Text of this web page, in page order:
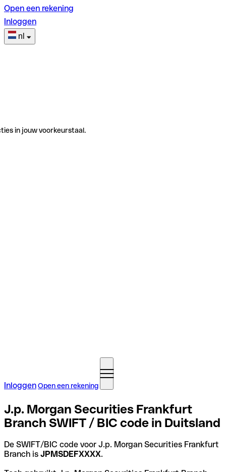
Open een rekening
Inloggen
nl
in jouw voorkeurstaal.
InloggenOpen een rekening
J.p. Morgan Securities Frankfurt
Branch SWIFT / BIC code in Duitsland
De SWIFT/BIC code voor J.p. Morgan Securities Frankfurt
Branch is JPMSDEFXXXX.